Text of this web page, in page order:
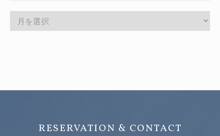
RESERVATION & CONTACT